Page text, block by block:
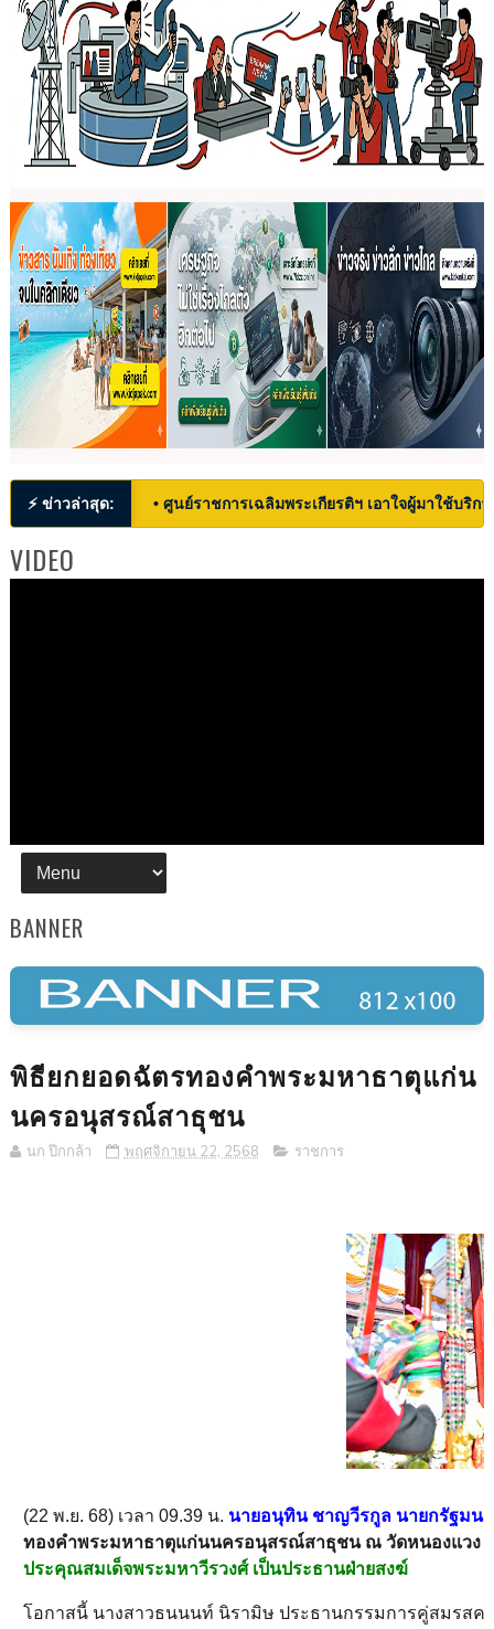
⚡ ข่าวล่าสุด: • ศูนย์ราชการเฉลิมพระเกียรติฯ เอาใจผู้มาใช้บริก
VIDEO
BANNER
พิธียกยอดฉัตรทองคำพระมหาธาตุแก่น
นครอนุสรณ์สาธุชน
นก ปีกกล้า พฤศจิกายน 22, 2568 ราชการ
(22 พ.ย. 68) เวลา 09.39 น. นายอนุทิน ชาญวีรกูล นายกรัฐมน
ทองคำพระมหาธาตุแก่นนครอนุสรณ์สาธุชน ณ วัดหนองแวง
ประคุณสมเด็จพระมหาวีรวงศ์ เป็นประธานฝ่ายสงฆ์
โอกาสนี้ นางสาวธนนนท์ นิรามิษ ประธานกรรมการคู่สมรส